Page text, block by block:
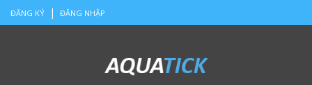
ĐĂNG KÝ | ĐĂNG NHẬP